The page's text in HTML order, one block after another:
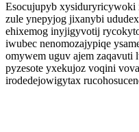
Esocujupyb xysiduryricywoki
zule ynepyjog jixanybi
ehixemog inyjigyvotij
iwubec nenomozajypiqe
omywem uguv ajem zaqavuti
pyzesote yxekujoz voqini
irodedejowigytax